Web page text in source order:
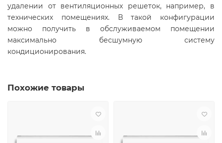
удалении от вентиляционных решеток, например, в
технических помещениях. В такой конфигурации
можно получить в обслуживаемом помещении
максимально бесшумную систему
кондиционирования.
Похожие товары